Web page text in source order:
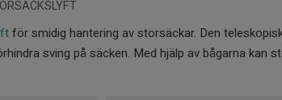
för smidig hantering av storsäckar. Den
sving på säcken. Med hjälp av bågarna kan